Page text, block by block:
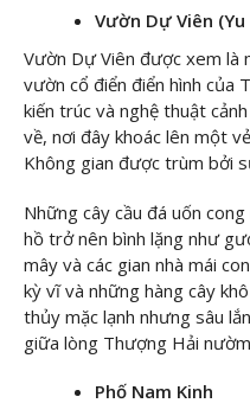
Vườn Dự Viên
Vườn Dự Viên được xem
vườn cổ điển điển hình của
kiến trúc và nghệ thuật
về, nơi đây khoác lên một
Không gian được trùm bởi
Những cây cầu đá uốn
hồ trở nên bình lặng như
mây và các gian nhà mái
kỳ vĩ và những hàng cây
thủy mặc lạnh nhưng sâu
giữa lòng Thượng Hải
Phố Nam Kinh